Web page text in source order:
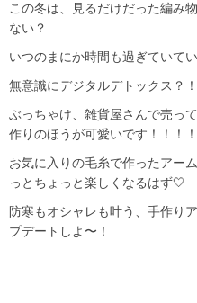
この冬は、見るだけだった編み
ない？
いつのまにか時間も過ぎていて
無意識にデジタルデトックス？
ぶっちゃけ、雑貨屋さんで売っ
作りのほうが可愛いです！！！
お気に入りの毛糸で作ったアー
っとちょっと楽しくなるはず🤍
防寒もオシャレも叶う、手作り
プデートしよ〜！